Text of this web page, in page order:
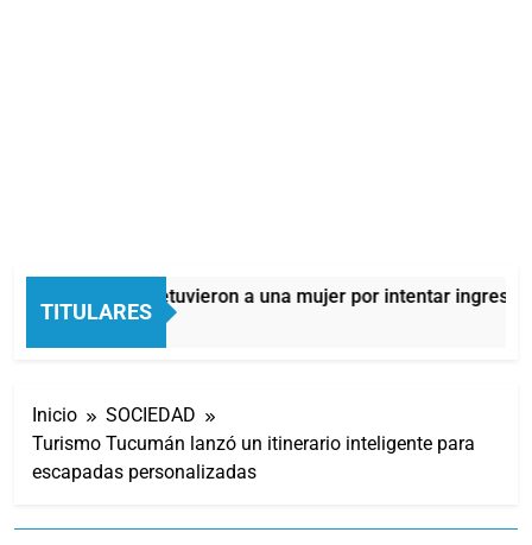
TITULARES
Quilmes: detuvieron a una mujer por intentar ingresar
9 Horas Atrás
Inicio
SOCIEDAD
Turismo Tucumán lanzó un itinerario inteligente para
escapadas personalizadas